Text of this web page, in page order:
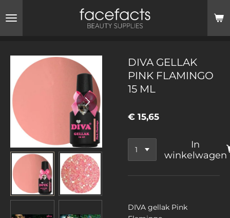
direct
hoofdinhoud
DIVA GELLAK
PINK FLAMINGO
15 ML
€ 15,65
In
winkelwagen
DIVA gellak Pink